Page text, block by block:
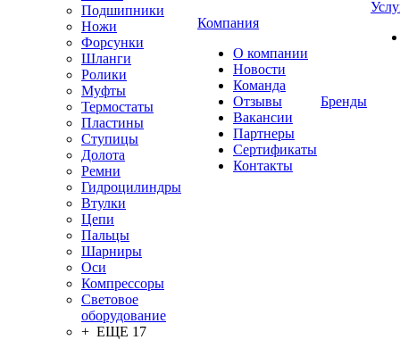
Подшипники
Ножи
Форсунки
Шланги
Ролики
Муфты
Термостаты
Пластины
Ступицы
Долота
Ремни
Гидроцилиндры
Втулки
Цепи
Пальцы
Шарниры
Оси
Компрессоры
Световое
оборудование
+ ЕЩЕ 17
Компания
О компании
Новости
Команда
Отзывы
Вакансии
Партнеры
Сертификаты
Контакты
Бренды